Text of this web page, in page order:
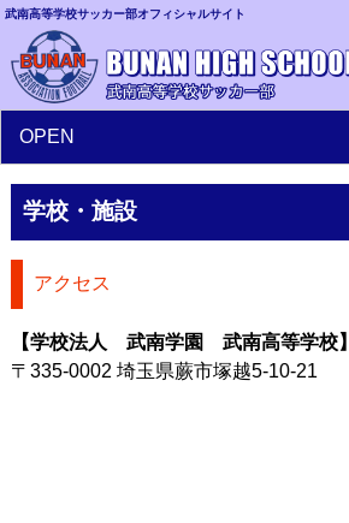
武南高等学校サッカー部オフィシャルサイト
OPEN
学校・施設
アクセス
【学校法人 武南学園 武南高等学校】
〒335-0002 埼玉県蕨市塚越5-10-21